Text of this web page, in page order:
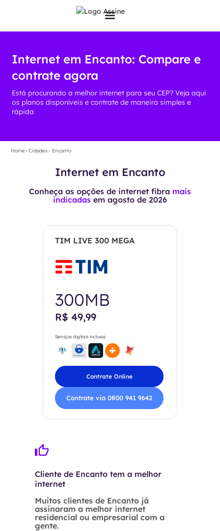
Internet em Encanto: Compare e
contrate agora
Está procurando a melhor internet para seu CEP? Veja aqui
os planos disponíveis e contrate de maneira simples e
rápida
Home›Cidades› Encanto
Internet em Encanto
Conheça as opções de internet fibra mais
indicadas em agosto de 2026
TIM LIVE 300 MEGA
300MB
R$ 49,99
Serviços digitais inclusos
Contrate Online
Contrate via 0800 941 9642
Cliente de Encanto tem a melhor
internet
Muitos clientes de Encanto já
assinaram a melhor internet
residencial ou empresarial com a
gente.